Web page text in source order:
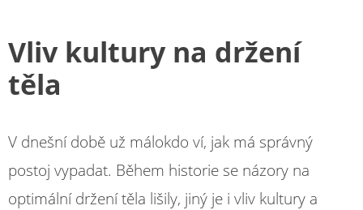
Vliv kultury na držení
těla
V dnešní době už málokdo ví, jak má správný
postoj vypadat. Během historie se názory na
optimální držení těla lišily, jiný je i vliv kultury a